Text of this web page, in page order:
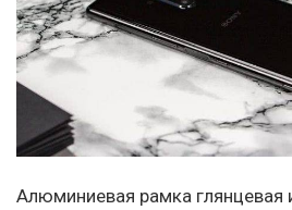
Алюминиевая рамка глянцевая